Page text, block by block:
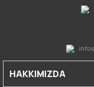
HAKKIMIZDA